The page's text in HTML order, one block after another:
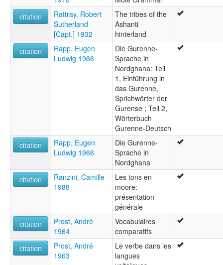
citation
Rattray, Robert
Sutherland
[Capt.] 1932
The tribes of the
Ashanti
hinterland
citation
Rapp, Eugen
Ludwig 1966
Die Gurenne-
Sprache in
Nordghana: Teil
1, Einführung in
das Gurenne,
Sprichwörter der
Gurense ; Teil 2,
Wörterbuch
Gurenne-Deutsch
citation
Rapp, Eugen
Ludwig 1966
Die Gurenne-
Sprache in
Nordghana
citation
Ranzini, Camille
1988
Les tons en
moore:
présentation
générale
citation
Prost, André
1964
Vocabulaires
comparatifs
citation
Prost, André
1963
Le verbe dans les
langues